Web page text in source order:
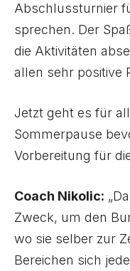
Abschlussturnier
sprechen. Der
die Aktivitäten
allen sehr positive
Jetzt geht es für
Sommerpause
Vorbereitung für
Coach Nikolic:
Zweck, um den
wo sie selber zur
Bereichen sich